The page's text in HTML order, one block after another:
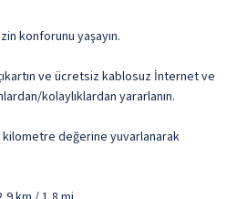
konforunu yaşayın.
ve ücretsiz kablosuz İnternet ve
kolaylıklardan yararlanın.
kilometre değerine yuvarlanarak